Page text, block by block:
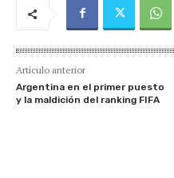
Artículo anterior
Argentina en el primer puesto
y la maldición del ranking FIFA